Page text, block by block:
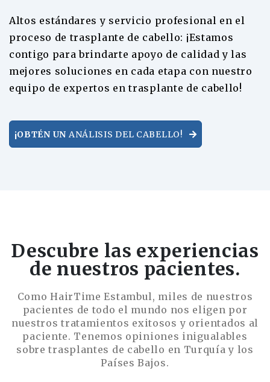
Altos estándares y servicio profesional en el
proceso de trasplante de cabello: ¡Estamos
contigo para brindarte apoyo de calidad y las
mejores soluciones en cada etapa con nuestro
equipo de expertos en trasplante de cabello!
¡OBTÉN UN ANÁLISIS DEL CABELLO!
Descubre las experiencias
de nuestros pacientes.
Como HairTime Estambul, miles de nuestros
pacientes de todo el mundo nos eligen por
nuestros tratamientos exitosos y orientados al
paciente. Tenemos opiniones inigualables
sobre trasplantes de cabello en Turquía y los
Países Bajos.